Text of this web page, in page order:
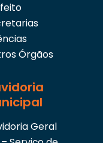
Órgãos
Geral